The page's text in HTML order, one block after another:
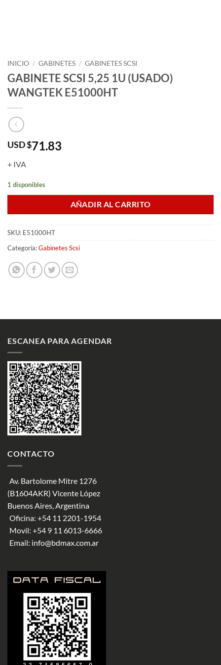
INICIO / GABINETES / GABINETES SCSI
GABINETE SCSI 5,25 1U (USADO)
WANGTEK E51000HT
USD $71.83
+ IVA
1 disponibles
AÑADIR AL CARRITO
SKU: E51000HT
Categoría:Gabinetes Scsi
ESCANEA PARA AGENDAR
CONTACTO
Av. Bartolome Mitre 1276
(B1604AKR) Vicente López
Buenos Aires, Argentina
Oficina: +54 11 2201-1954
Movil: +54 9 11 6013-6666
Email: info@bdmax.com.ar